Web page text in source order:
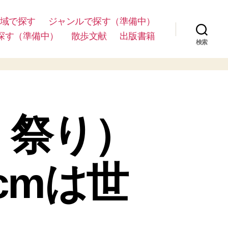
で探す
ジャンルで探す（準備中）
す（準備中）
散歩文献 出版書籍
検索
り）
は世